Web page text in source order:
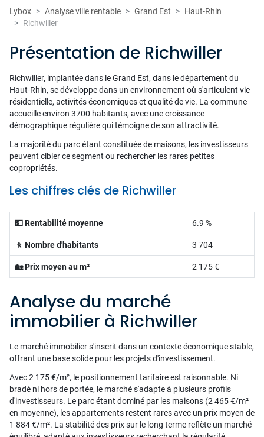
Lybox Analyse ville rentable Grand Est
Haut-Rhin
Richwiller
Présentation de Richwiller
Richwiller, implantée dans le Grand Est, dans le département du
Haut-Rhin, se développe dans un environnement où s'articulent vie
résidentielle, activités économiques et qualité de vie. La commune
accueille environ 3700 habitants, avec une croissance
démographique régulière qui témoigne de son attractivité.
La majorité du parc étant constituée de maisons, les investisseurs
peuvent cibler ce segment ou rechercher les rares petites
copropriétés.
Les chiffres clés de Richwiller
💵 Rentabilité moyenne 6.9 %
🚶 Nombre d'habitants 3 704
🏡 Prix moyen au m² 2 175 €
Analyse du marché
immobilier à Richwiller
Le marché immobilier s'inscrit dans un contexte économique stable,
offrant une base solide pour les projets d'investissement.
Avec 2 175 €/m², le positionnement tarifaire est raisonnable. Ni
bradé ni hors de portée, le marché s'adapte à plusieurs profils
d'investisseurs. Le parc étant dominé par les maisons (2 465 €/m²
en moyenne), les appartements restent rares avec un prix moyen de
1 884 €/m². La stabilité des prix sur le long terme reflète un marché